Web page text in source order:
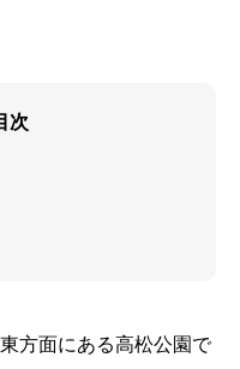
次
方面にある高松公園で